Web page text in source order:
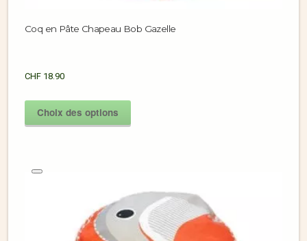
Coq en Pâte Chapeau Bob Gazelle
CHF 18.90
Choix des options